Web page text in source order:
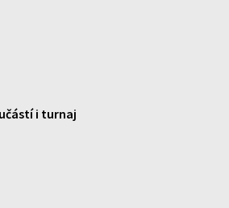
i turnaj